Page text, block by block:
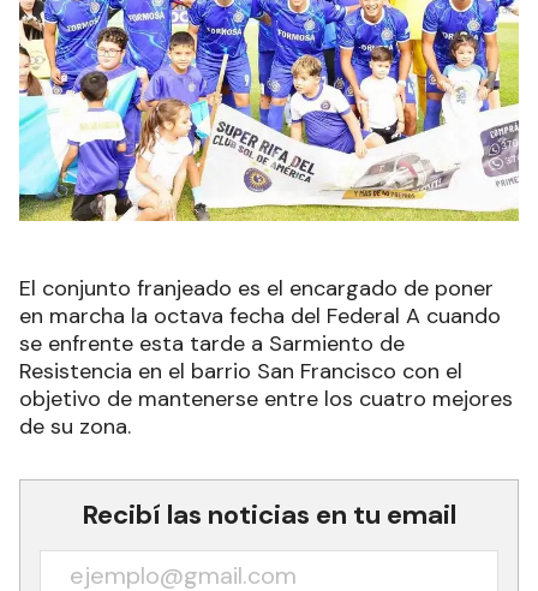
El conjunto franjeado es el encargado de poner
en marcha la octava fecha del Federal A cuando
se enfrente esta tarde a Sarmiento de
Resistencia en el barrio San Francisco con el
objetivo de mantenerse entre los cuatro mejores
de su zona.
Recibí las noticias en tu email